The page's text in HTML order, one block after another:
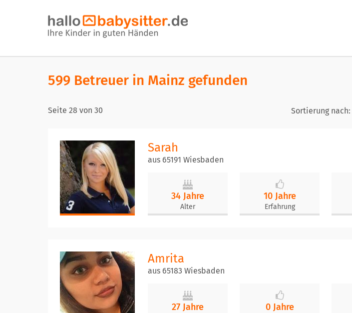
599 Betreuer in Mainz gefunden
Seite 28 von 30 Sortierung nach:
Sarah
aus 65191 Wiesbaden
34 Jahre
Alter
10 Jahre
Erfahrung
Amrita
aus 65183 Wiesbaden
27 Jahre 0 Jahre